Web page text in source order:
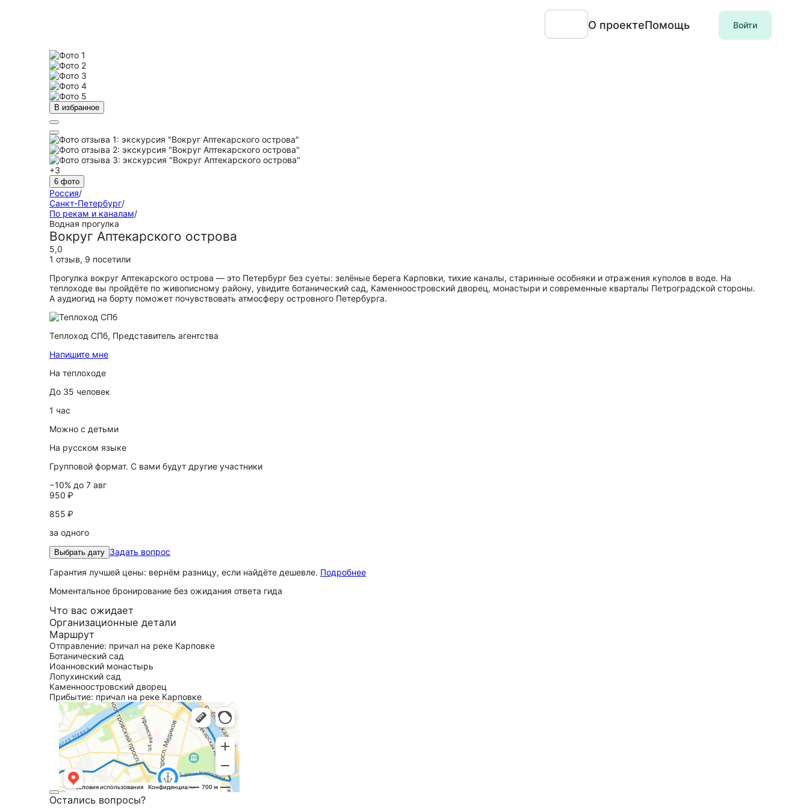
О проектеПомощь Войти
В избранное
+3
6 фото
Россия/
Санкт-Петербург/
По рекам и каналам/
Водная прогулка
Вокруг Аптекарского острова
5,0
1 отзыв, 9 посетили
Прогулка вокруг Аптекарского острова — это Петербург без суеты: зелёные берега Карповки, тихие каналы, старинные особняки и отражения куполов в воде. На
теплоходе вы пройдёте по живописному району, увидите ботанический сад, Каменноостровский дворец, монастыри и современные кварталы Петроградской стороны.
А аудиогид на борту поможет почувствовать атмосферу островного Петербурга.
Теплоход СПб, Представитель агентства
Напишите мне
На теплоходе
До 35 человек
1 час
Можно с детьми
На русском языке
Групповой формат. С вами будут другие участники
−10% до 7 авг
950 ₽
855 ₽
за одного
Выбрать дату Задать вопрос
Гарантия лучшей цены: вернём разницу, если найдёте дешевле. Подробнее
Моментальное бронирование без ожидания ответа гида
Что вас ожидает
Организационные детали
Маршрут
Отправление: причал на реке Карповке
Ботанический сад
Иоанновский монастырь
Лопухинский сад
Каменноостровский дворец
Прибытие: причал на реке Карповке
Остались вопросы?